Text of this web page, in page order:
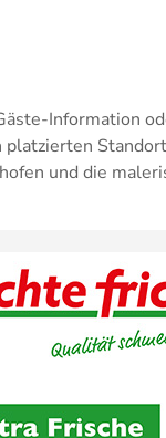
Information
und die